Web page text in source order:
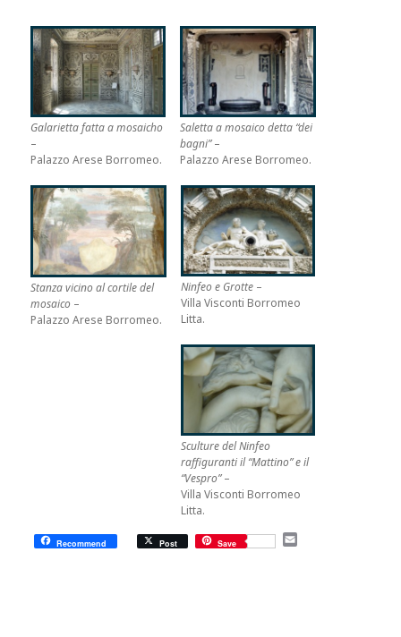
Galarietta fatta a mosaicho
–
Palazzo Arese Borromeo.
Saletta a mosaico detta “dei
bagni”–
Palazzo Arese Borromeo.
Stanza vicino al cortile del
mosaico –
Palazzo Arese Borromeo.
Ninfeo e Grotte –
Villa Visconti Borromeo
Litta.
Sculture del Ninfeo
raffiguranti il “Mattino” e il
“Vespro”–
Villa Visconti Borromeo
Litta.
Recommend Post Save